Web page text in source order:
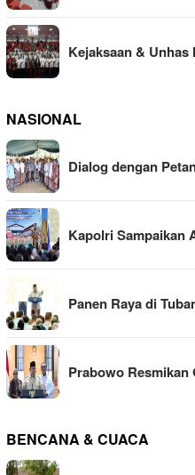
Kejaksaan &
NASIONAL
Dialog dengan
Kapolri Sampaikan
Panen Raya di
Prabowo
BENCANA & CUACA